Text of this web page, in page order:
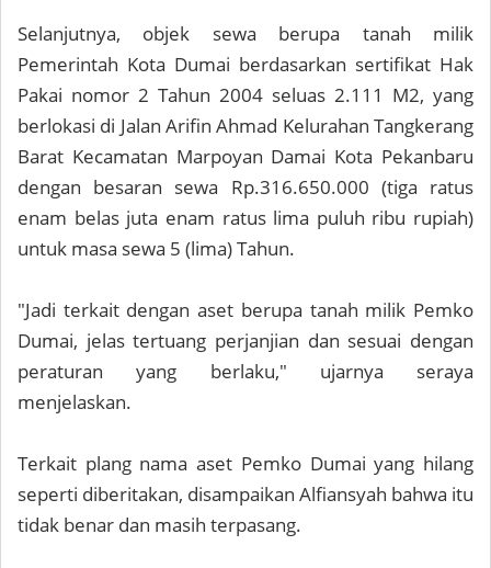
Selanjutnya, objek sewa berupa tanah milik
Pemerintah Kota Dumai berdasarkan sertifikat Hak
Pakai nomor 2 Tahun 2004 seluas 2.111 M2, yang
berlokasi di Jalan Arifin Ahmad Kelurahan Tangkerang
Barat Kecamatan Marpoyan Damai Kota Pekanbaru
dengan besaran sewa Rp.316.650.000 (tiga ratus
enam belas juta enam ratus lima puluh ribu rupiah)
untuk masa sewa 5 (lima) Tahun.
"Jadi terkait dengan aset berupa tanah milik Pemko
Dumai, jelas tertuang perjanjian dan sesuai dengan
peraturan yang berlaku," ujarnya seraya
menjelaskan.
Terkait plang nama aset Pemko Dumai yang hilang
seperti diberitakan, disampaikan Alfiansyah bahwa itu
tidak benar dan masih terpasang.